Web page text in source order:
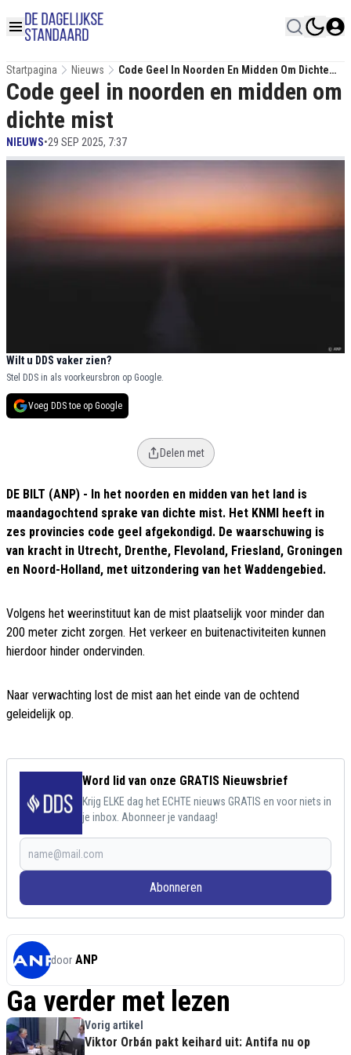
Startpagina Nieuws
Code Geel In Noorden En Midden Om Dichte
Mist
Code geel in noorden en midden om
dichte mist
NIEUWS•29 SEP 2025, 7:37
Wilt u DDS vaker zien?
Stel DDS in als voorkeursbron op Google.
Voeg DDS toe op Google
Delen met
DE BILT (ANP) - In het noorden en midden van het land is
maandagochtend sprake van dichte mist. Het KNMI heeft in
zes provincies code geel afgekondigd. De waarschuwing is
van kracht in Utrecht, Drenthe, Flevoland, Friesland, Groningen
en Noord-Holland, met uitzondering van het Waddengebied.
Volgens het weerinstituut kan de mist plaatselijk voor minder dan
200 meter zicht zorgen. Het verkeer en buitenactiviteiten kunnen
hierdoor hinder ondervinden.
Naar verwachting lost de mist aan het einde van de ochtend
geleidelijk op.
Word lid van onze GRATIS Nieuwsbrief
Krijg ELKE dag het ECHTE nieuws GRATIS en voor niets in
je inbox. Abonneer je vandaag!
Abonneren
door ANP
Ga verder met lezen
Vorig artikel
Viktor Orbán pakt keihard uit: Antifa nu op